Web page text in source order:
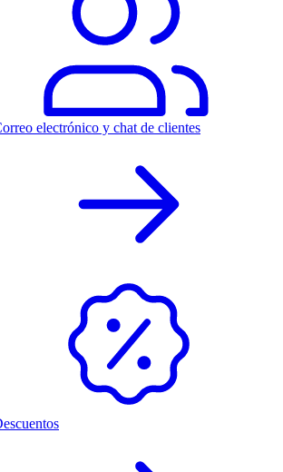
electrónico y chat de clientes